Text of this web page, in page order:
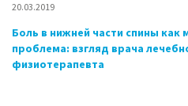
20.03.2019
Боль в нижней части спины как
проблема: взгляд врача
физиотерапевта